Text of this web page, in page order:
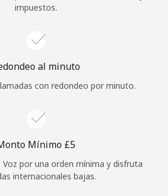
Iniciar Sesión
Continuar con
impuestos.
al minuto
con redondeo por minuto.
Mínimo ⁦£5⁩
por una orden mínima y disfruta
internacionales bajas.